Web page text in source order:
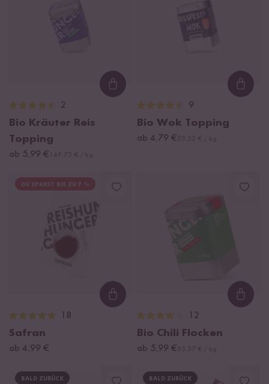
Loading...
2
Bio Kräuter Reis
Topping
ab 5,99 €
9
Bio Wok Topping
ab 4,79 €
DU SPARST BIS ZU 7 %
Loading...
18
Safran
ab 4,99 €
12
Bio Chili Flocken
ab 5,99 €
BALD ZURÜCK BALD ZURÜCK